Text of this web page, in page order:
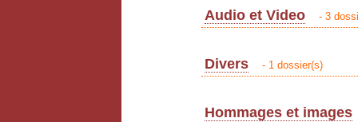
Audio et Video - 3
Divers - 1 dossier(s)
Hommages et images